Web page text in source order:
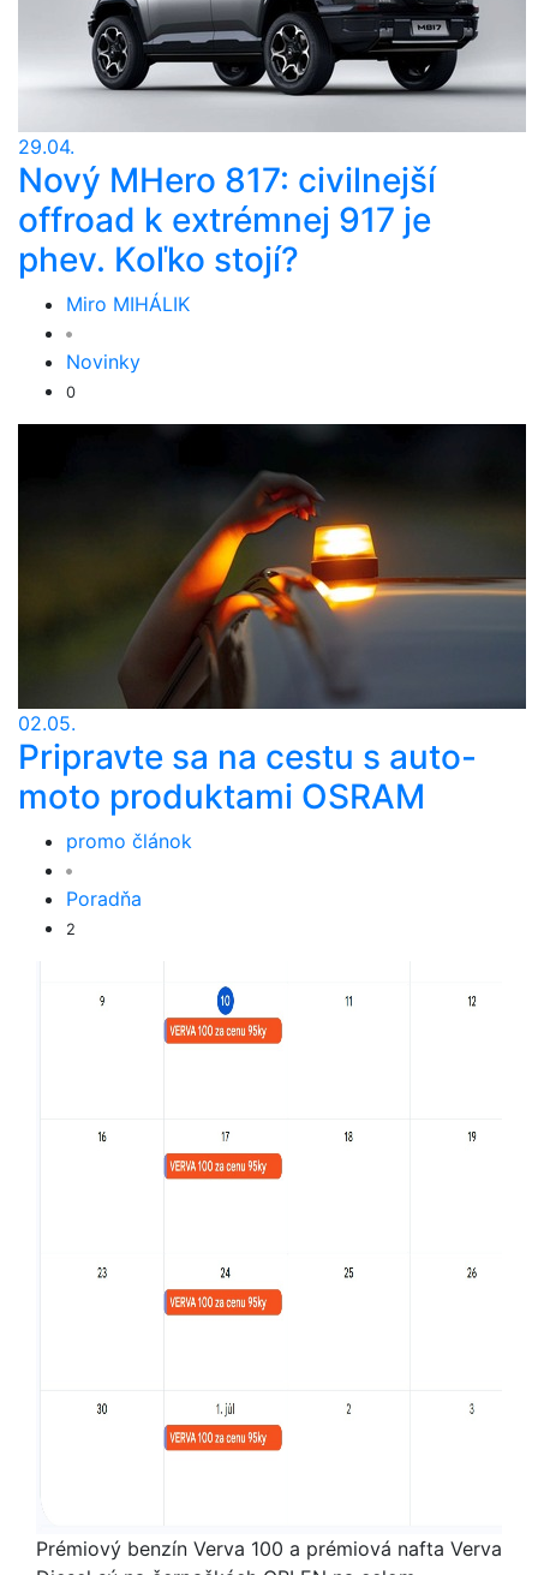
29.04.
Nový MHero 817: civilnejší
offroad k extrémnej 917 je
phev. Koľko stojí?
Miro MIHÁLIK
Novinky
0
02.05.
Pripravte sa na cestu s auto-
moto produktami OSRAM
promo článok
Poradňa
2
Prémiový benzín Verva 100 a prémiová nafta Verva